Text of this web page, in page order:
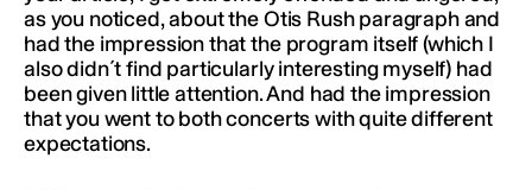
as you noticed, about the Otis Rush paragraph and
had the impression that the program itself (which I
also didn´t find particularly interesting myself) had
been given little attention. And had the impression
that you went to both concerts with quite different
expectations.